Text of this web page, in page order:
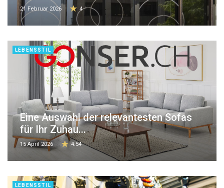
21 Februar 2026 4
LEBENSSTIL
Eine Auswahl der relevantesten Sofas
für Ihr Zuhau...
15 April 2026 4.54
LEBENSSTIL